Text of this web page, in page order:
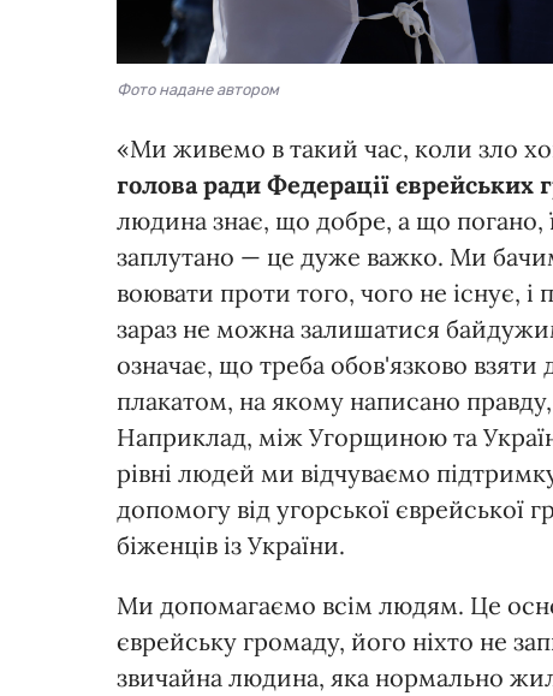
Фото надане автором
«Ми живемо в такий час, коли зло
голова ради Федерації
людина знає, що добре, а що погано,
заплутано — це дуже важко. Ми
воювати проти того, чого не існує,
зараз не можна залишатися
означає, що треба обов'язково
плакатом, на якому написано
Наприклад, між Угорщиною та
рівні людей ми відчуваємо
допомогу від угорської єврейської
біженців із України.
Ми допомагаємо всім людям. Це
єврейську громаду, його ніхто не
звичайна людина, яка нормально